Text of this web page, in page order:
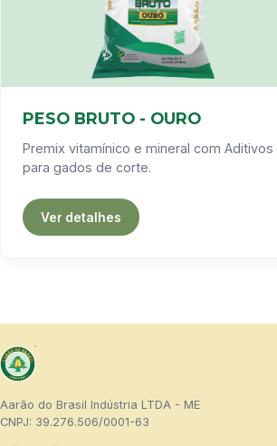
PESO BRUTO - OURO
Premix vitamínico e mineral com Aditivos
para gados de corte.
Ver detalhes
Aarão do Brasil Indústria LTDA - ME
CNPJ: 39.276.506/0001-63